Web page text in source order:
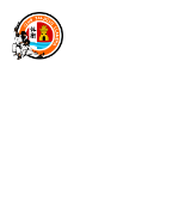
Saltar
al